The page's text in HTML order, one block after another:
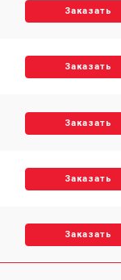
Заказать
Заказать
Заказать
Заказать
Заказать